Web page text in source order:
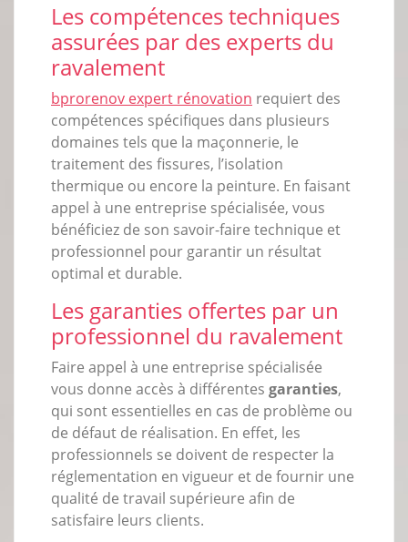
Les compétences techniques
assurées par des experts du
ravalement
bprorenov expert rénovation requiert des
compétences spécifiques dans plusieurs
domaines tels que la maçonnerie, le
traitement des fissures, l’isolation
thermique ou encore la peinture. En faisant
appel à une entreprise spécialisée, vous
bénéficiez de son savoir-faire technique et
professionnel pour garantir un résultat
optimal et durable.
Les garanties offertes par un
professionnel du ravalement
Faire appel à une entreprise spécialisée
vous donne accès à différentes garanties,
qui sont essentielles en cas de problème ou
de défaut de réalisation. En effet, les
professionnels se doivent de respecter la
réglementation en vigueur et de fournir une
qualité de travail supérieure afin de
satisfaire leurs clients.